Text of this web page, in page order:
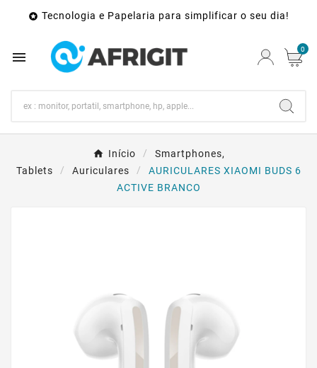
 Tecnologia e Papelaria para simplificar o seu dia!
 0
Início
Smartphones,
Tablets
Auriculares
AURICULARES XIAOMI BUDS 6
ACTIVE BRANCO